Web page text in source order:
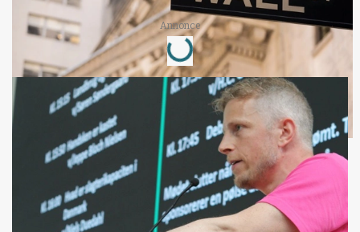
Annonce
Loading...